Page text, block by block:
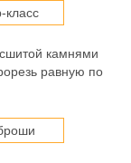
камнями
равную по